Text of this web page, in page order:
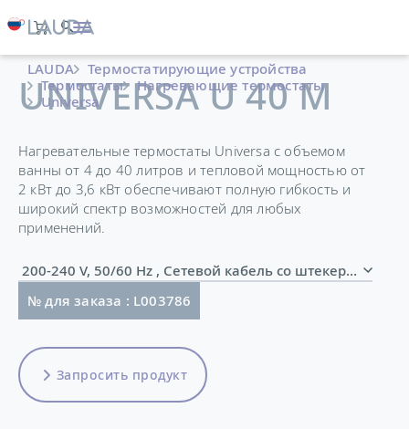
LAUDA
Термостатирующие устройства
Термостаты
Нагревающие термостаты
Universa
UNIVERSA U 40 M
Нагревательные термостаты Universa с объемом
ванны от 4 до 40 литров и тепловой мощностью от
2 кВт до 3,6 кВт обеспечивают полную гибкость и
широкий спектр возможностей для любых
применений.
200-240 V, 50/60 Hz , Сетевой кабель со штекером
№ для заказа : L003786
Запросить продукт